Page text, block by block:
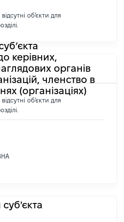
об'єкти для
керівних,
органів
членство в
(організаціях)
об'єкти для